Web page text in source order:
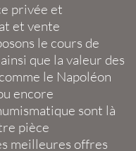
privée et
et vente
le cours de
que la valeur des
comme le Napoléon
encore
sont là
pièce
meilleures offres